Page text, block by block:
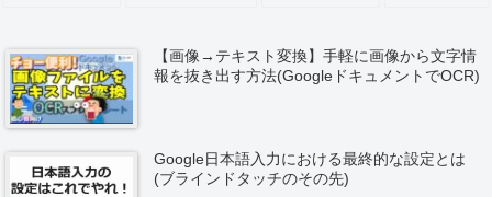
【画像→テキスト変換】手軽に画像から文字情
報を抜き出す方法(GoogleドキュメントでOCR)
Google日本語入力における最終的な設定とは
(ブラインドタッチのその先)